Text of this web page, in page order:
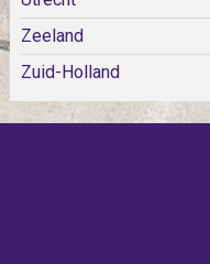
Zeeland
Zuid-Holland